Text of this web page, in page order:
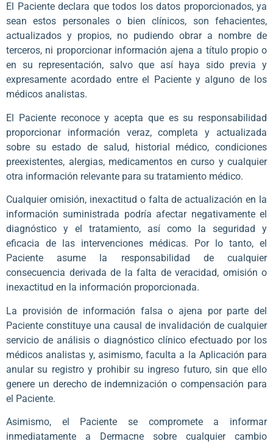
El Paciente declara que todos los datos proporcionados, ya
sean estos personales o bien clínicos, son fehacientes,
actualizados y propios, no pudiendo obrar a nombre de
terceros, ni proporcionar información ajena a título propio o
en su representación, salvo que así haya sido previa y
expresamente acordado entre el Paciente y alguno de los
médicos analistas.
El Paciente reconoce y acepta que es su responsabilidad
proporcionar información veraz, completa y actualizada
sobre su estado de salud, historial médico, condiciones
preexistentes, alergias, medicamentos en curso y cualquier
otra información relevante para su tratamiento médico.
Cualquier omisión, inexactitud o falta de actualización en la
información suministrada podría afectar negativamente el
diagnóstico y el tratamiento, así como la seguridad y
eficacia de las intervenciones médicas. Por lo tanto, el
Paciente asume la responsabilidad de cualquier
consecuencia derivada de la falta de veracidad, omisión o
inexactitud en la información proporcionada.
La provisión de información falsa o ajena por parte del
Paciente constituye una causal de invalidación de cualquier
servicio de análisis o diagnóstico clínico efectuado por los
médicos analistas y, asimismo, faculta a la Aplicación para
anular su registro y prohibir su ingreso futuro, sin que ello
genere un derecho de indemnización o compensación para
el Paciente.
Asimismo, el Paciente se compromete a informar
inmediatamente a Dermacne sobre cualquier cambio